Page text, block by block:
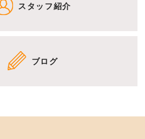
スタッフ紹介
ブログ